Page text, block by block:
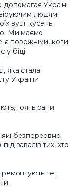
допомагає Україні
людям
вуст кусень
Ми маємо
є порожніми, коли
у біді.
яка стала
України
гоять рани
безперервно
завалів тих, хто
ремонтують те,